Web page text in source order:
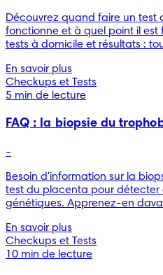
Découvrez quand faire un test
fonctionne et à quel point il
tests à domicile et résultats :
En savoir plus
Checkups et Tests
5 min de lecture
FAQ : la biopsie du
-
Besoin d'information sur la
test du placenta pour détecter
génétiques. Apprenez-en
En savoir plus
Checkups et Tests
10 min de lecture